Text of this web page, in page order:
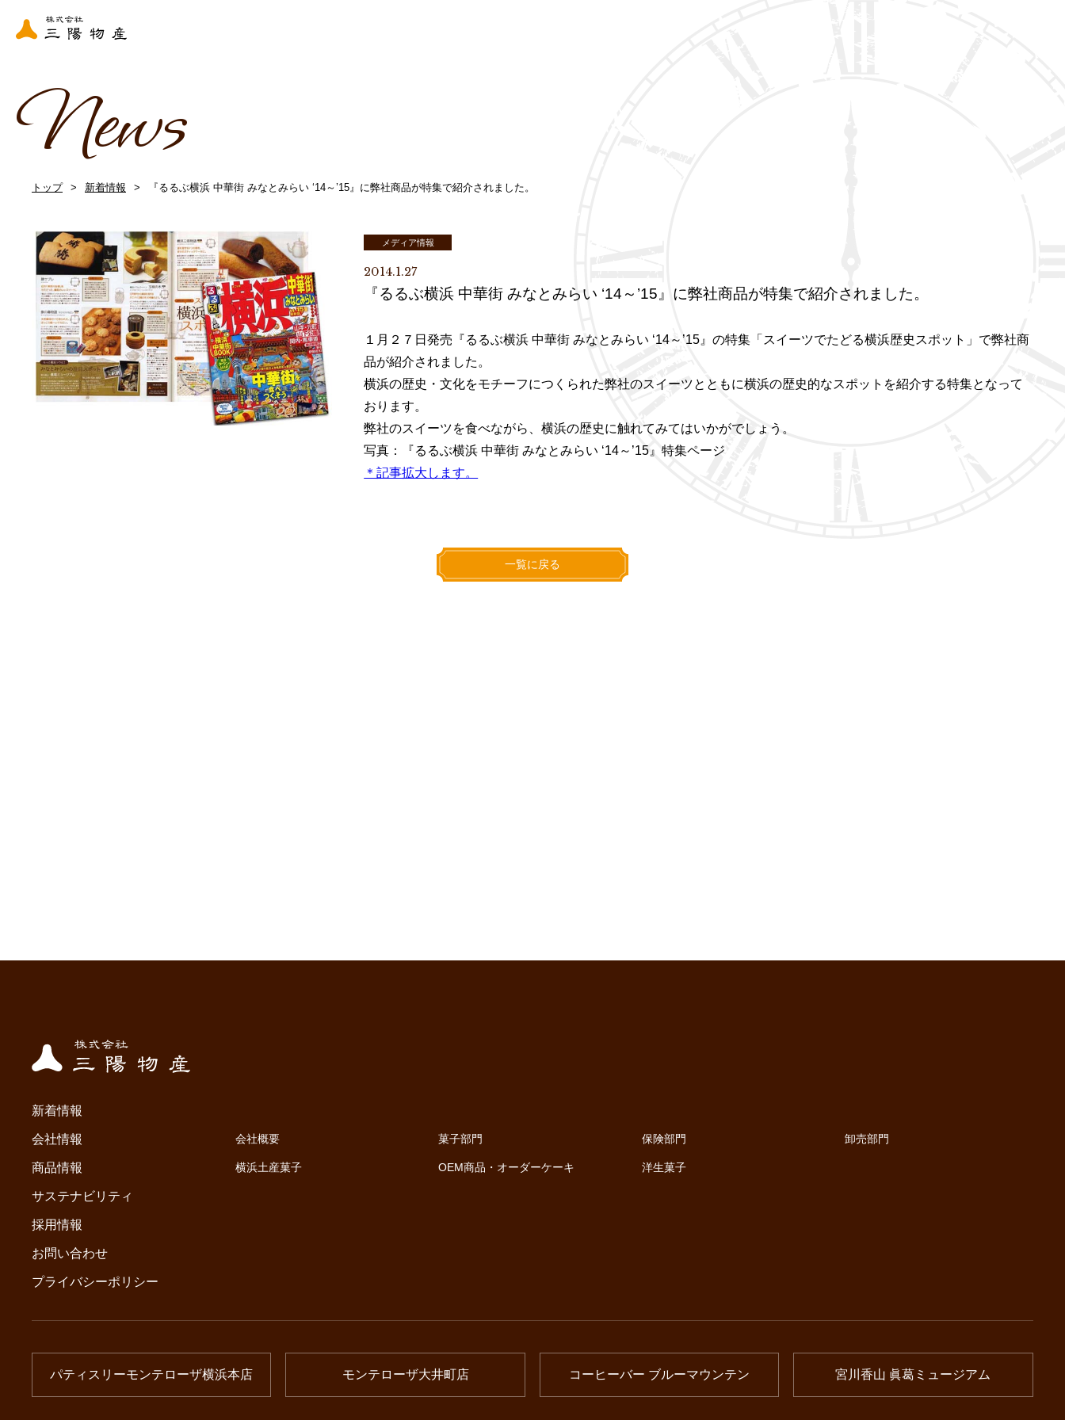
News
トップ 新着情報 『るるぶ横浜 中華街 みなとみらい ‘14～’15』に弊社商品が特集で紹介されました。
メディア情報
2014.1.27
『るるぶ横浜 中華街 みなとみらい ‘14～’15』に弊社商品が特集で紹介されました。
１月２７日発売『るるぶ横浜 中華街 みなとみらい ‘14～’15』の特集「スイーツでたどる横浜歴史スポット」で弊社商
品が紹介されました。
横浜の歴史・文化をモチーフにつくられた弊社のスイーツとともに横浜の歴史的なスポットを紹介する特集となって
おります。
弊社のスイーツを食べながら、横浜の歴史に触れてみてはいかがでしょう。
写真：『るるぶ横浜 中華街 みなとみらい ‘14～’15』特集ページ
＊記事拡大します。
一覧に戻る
新着情報
会社情報 会社概要 菓子部門 保険部門 卸売部門
商品情報 横浜土産菓子 OEM商品・オーダーケーキ 洋生菓子
サステナビリティ
採用情報
お問い合わせ
プライバシーポリシー
パティスリーモンテローザ横浜本店 モンテローザ大井町店 コーヒーバー ブルーマウンテン 宮川香山 眞葛ミュージアム